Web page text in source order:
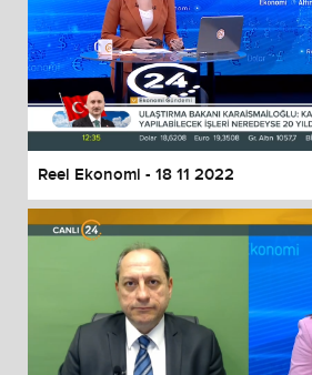
Reel Ekonomi - 18 11 2022